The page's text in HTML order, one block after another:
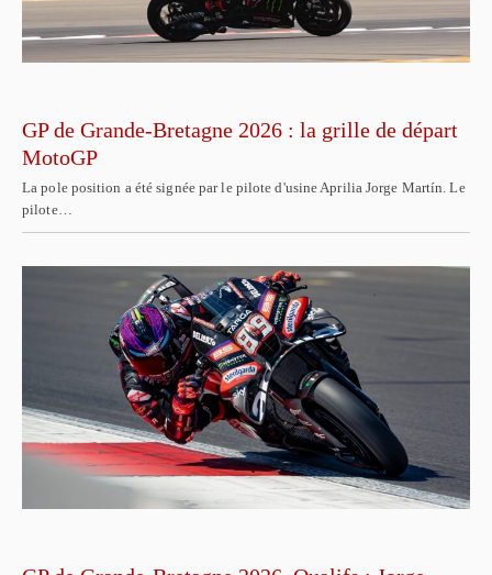
GP de Grande-Bretagne 2026 : la grille de départ
MotoGP
La pole position a été signée par le pilote d'usine Aprilia Jorge Martín. Le
pilote…